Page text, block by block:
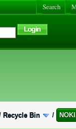
Search
Recycle Bin /